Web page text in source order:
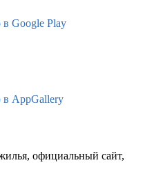
Google Play
в AppGallery
официальный сайт,